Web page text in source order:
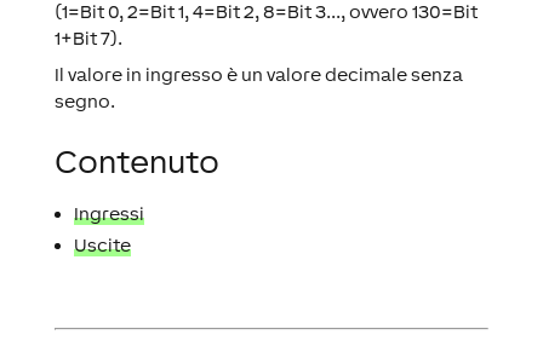
(1=Bit 0, 2=Bit 1, 4=Bit 2, 8=Bit 3..., ovvero 130=Bit
1+Bit 7).
Il valore in ingresso è un valore decimale senza
segno.
Contenuto
Ingressi
Uscite